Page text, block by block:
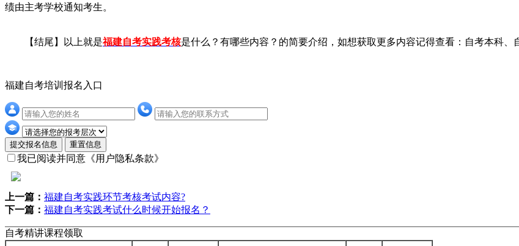
绩由主考学校通知考生。
【结尾】以上就是福建自考实践考核是什么？有哪些内容？的简要介绍，如想获取更多内容记得查看：自考本科、
福建自考培训报名入口
提交报名信息 重置信息
我已阅读并同意 《用户隐私条款》
上一篇： 福建自考实践环节考核考试内容?
下一篇： 福建自考实践考试什么时候开始报名？
自考精讲课程领取